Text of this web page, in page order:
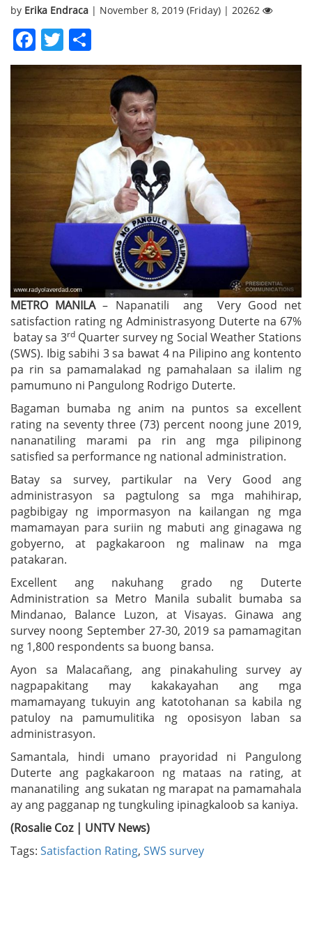
by Erika Endraca | November 8, 2019 (Friday) | 20262
Facebook
Twitter
METRO MANILA– Napanatili ang Very Good net
satisfaction rating ng Administrasyong Duterte na 67%
batay sa 3rdQuarter survey ng Social Weather Stations
(SWS). Ibig sabihi 3 sa bawat 4 na Pilipino ang kontento
pa rin sa pamamalakad ng pamahalaan sa ilalim ng
pamumuno ni Pangulong Rodrigo Duterte.
Bagaman bumaba ng anim na puntos sa excellent
rating na seventy three (73) percent noong june 2019,
nananatiling marami pa rin ang mga pilipinong
satisfied sa performance ng national administration.
Batay sa survey, partikular na Very Good ang
administrasyon sa pagtulong sa mga mahihirap,
pagbibigay ng impormasyon na kailangan ng mga
mamamayan para suriin ng mabuti ang ginagawa ng
gobyerno, at pagkakaroon ng malinaw na mga
patakaran.
Excellent ang nakuhang grado ng Duterte
Administration sa Metro Manila subalit bumaba sa
Mindanao, Balance Luzon, at Visayas. Ginawa ang
survey noong September 27-30, 2019 sa pamamagitan
ng 1,800 respondents sa buong bansa.
Ayon sa Malacañang, ang pinakahuling survey ay
nagpapakitang may kakakayahan ang mga
mamamayang tukuyin ang katotohanan sa kabila ng
patuloy na pamumulitika ng oposisyon laban sa
administrasyon.
Samantala, hindi umano prayoridad ni Pangulong
Duterte ang pagkakaroon ng mataas na rating, at
mananatiling ang sukatan ng marapat na pamamahala
ay ang pagganap ng tungkuling ipinagkaloob sa kaniya.
(Rosalie Coz | UNTV News)
Tags: Satisfaction Rating, SWS survey